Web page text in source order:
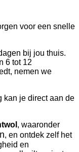
voor een snelle
bij jou thuis.
6 tot 12
nemen we
kan je direct aan de
, waaronder
, en ontdek zelf het
en